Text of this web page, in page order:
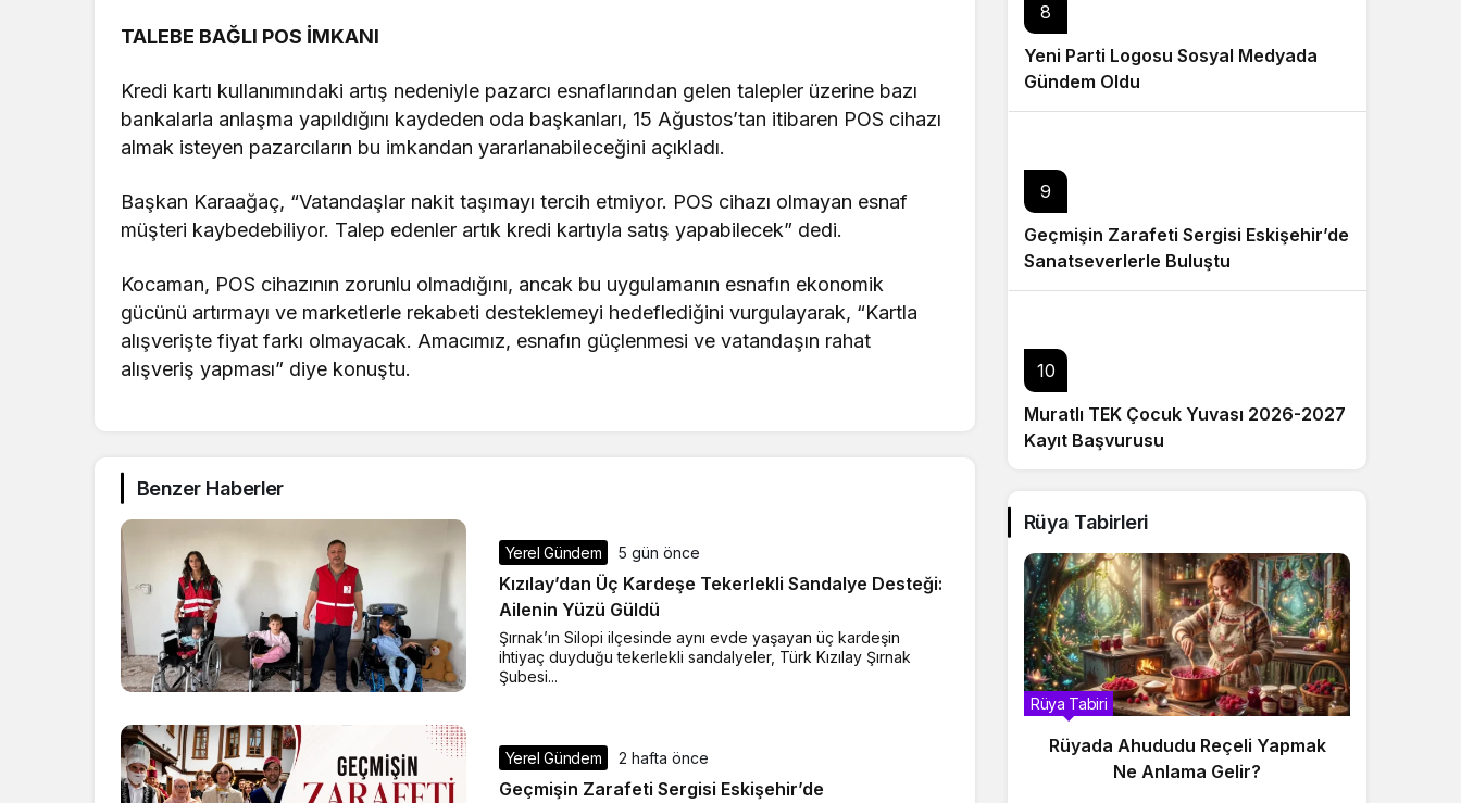
TALEBE BAĞLI POS İMKANI
Kredi kartı kullanımındaki artış nedeniyle pazarcı esnaflarından gelen talepler üzerine bazı
bankalarla anlaşma yapıldığını kaydeden oda başkanları, 15 Ağustos’tan itibaren POS cihazı
almak isteyen pazarcıların bu imkandan yararlanabileceğini açıkladı.
Başkan Karaağaç, “Vatandaşlar nakit taşımayı tercih etmiyor. POS cihazı olmayan esnaf
müşteri kaybedebiliyor. Talep edenler artık kredi kartıyla satış yapabilecek” dedi.
Kocaman, POS cihazının zorunlu olmadığını, ancak bu uygulamanın esnafın ekonomik
gücünü artırmayı ve marketlerle rekabeti desteklemeyi hedeflediğini vurgulayarak, “Kartla
alışverişte fiyat farkı olmayacak. Amacımız, esnafın güçlenmesi ve vatandaşın rahat
alışveriş yapması” diye konuştu.
Benzer Haberler
Yerel Gündem 5 gün önce
Kızılay’dan Üç Kardeşe Tekerlekli Sandalye Desteği:
Ailenin Yüzü Güldü
Şırnak’ın Silopi ilçesinde aynı evde yaşayan üç kardeşin
ihtiyaç duyduğu tekerlekli sandalyeler, Türk Kızılay Şırnak
Şubesi...
Yerel Gündem 2 hafta önce
Geçmişin Zarafeti Sergisi Eskişehir’de
8
Yeni Parti Logosu Sosyal Medyada
Gündem Oldu
9
Geçmişin Zarafeti Sergisi Eskişehir’de
Sanatseverlerle Buluştu
10
Muratlı TEK Çocuk Yuvası 2026-2027
Kayıt Başvurusu
Rüya Tabirleri
Rüya Tabiri
Rüyada Ahududu Reçeli Yapmak
Ne Anlama Gelir?